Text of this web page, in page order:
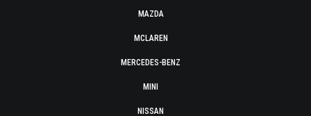
MAZDA
MCLAREN
MERCEDES-BENZ
MINI
NISSAN